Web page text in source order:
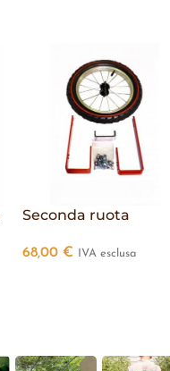
Seconda ruota
68,00 € IVA esclusa